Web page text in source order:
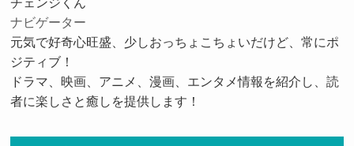
ナビゲーター
元気で好奇心旺盛、少しおっちょこちょいだけど、常にポ
ジティブ！
ドラマ、映画、アニメ、漫画、エンタメ情報を紹介し、読
者に楽しさと癒しを提供します！